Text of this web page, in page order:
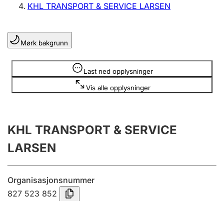
Enkeltpersonforetak
Registrere, endre, slette
Lag og forening
Registrere, endre, slette
Innsending og forsinkelsesgebyr
Tinglysing
KHL TRANSPORT & SERVICE LARSEN
Mørk bakgrunn
Last ned opplysninger
Vis alle opplysninger
Opplysninger er skjult
KHL TRANSPORT & SERVICE
LARSEN
Organisasjonsnummer
827 523 852